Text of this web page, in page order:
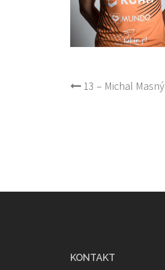
Post
13 – Michal Masný
KONTAKT